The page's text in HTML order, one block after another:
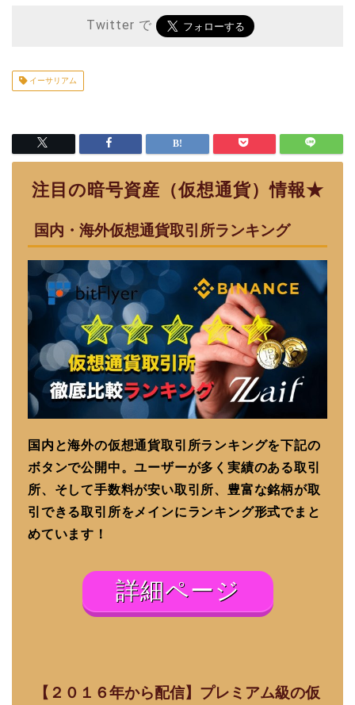
Twitter で
イーサリアム
注目の暗号資産（仮想通貨）情報★
国内・海外仮想通貨取引所ランキング
国内と海外の仮想通貨取引所ランキングを下記の
ボタンで公開中。ユーザーが多く実績のある取引
所、そして手数料が安い取引所、豊富な銘柄が取
引できる取引所をメインにランキング形式でまと
めています！
詳細ページ
【２０１６年から配信】プレミアム級の仮